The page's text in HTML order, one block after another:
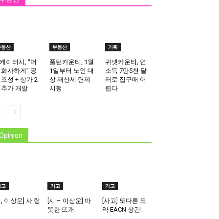
산
이터시, “더
사하게” 공
성 + 상가 2
가 개발
부동산
풀턴카운티, 1월
1일부터 노인 대
상 재산세 면제
시행
기획
귀넷카운티, 연
소득 7만5천 달
러로 집구매 어
렵다
이상운] 사 랑
기고
[시 – 이상운] 따
뜻한 뜨개
기고
[사고] 또다른 도
약 EACN 창간!